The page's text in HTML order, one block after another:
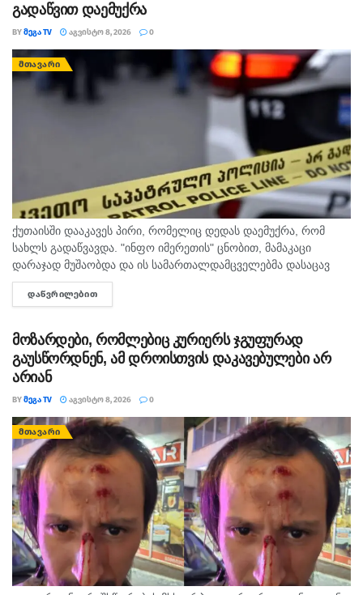
გადაწვით დაემუქრა
BYᲛᲔᲒᲐ TV ᲐᲒᲕᲘᲡᲢᲝ 8, 2026 0
ᲛᲗᲐᲕᲐᲠᲘ
ქუთაისში დააკავეს პირი, რომელიც დედას დაემუქრა, რომ
სახლს გადაწვავდა. "ინფო იმერეთის" ცნობით, მამაკაცი
დარაჯად მუშაობდა და ის სამართალდამცველებმა დასაცავ
ობიექტზე აიყვანეს. შსს-ს ინფორმაციით, დაკავებულს
სისხლის სამართლის კოდექსის 11 პრიმა...
ᲓᲐᲬᲕᲠᲘᲚᲔᲑᲘᲗ
მოზარდები, რომლებიც კურიერს ჯგუფურად
გაუსწორდნენ, ამ დროისთვის დაკავებულები არ
არიან
BYᲛᲔᲒᲐ TV ᲐᲒᲕᲘᲡᲢᲝ 8, 2026 0
ᲛᲗᲐᲕᲐᲠᲘ